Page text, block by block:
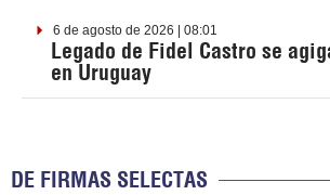
6 de agosto de 2026 | 08:01
Legado de Fidel Castro se
en Uruguay
DE FIRMAS SELECTAS